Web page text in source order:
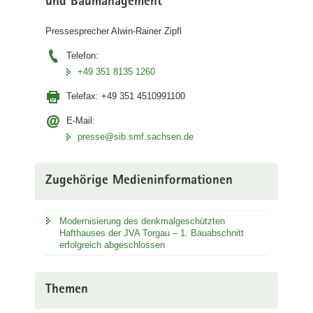
Pressesprecher Alwin-Rainer Zipfl
Telefon:
+49 351 8135 1260
Telefax: +49 351 4510991100
E-Mail:
presse@sib.smf.sachsen.de
Zugehörige Medieninformationen
Modernisierung des denkmalgeschützten
Hafthauses der JVA Torgau – 1. Bauabschnitt
erfolgreich abgeschlossen
Themen